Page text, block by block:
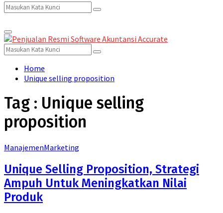
Search
for:
Search
Primary
Menu
Search
for:
Search
Home
Unique selling proposition
Tag : Unique selling
proposition
ManajemenMarketing
Unique Selling Proposition, Strategi
Ampuh Untuk Meningkatkan Nilai
Produk